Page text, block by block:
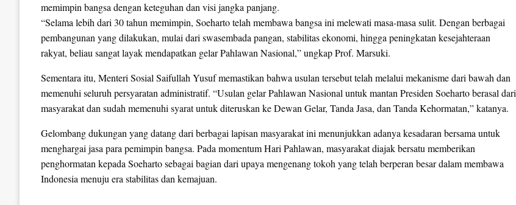
memimpin bangsa dengan keteguhan dan visi jangka panjang.
“Selama lebih dari 30 tahun memimpin, Soeharto telah membawa bangsa ini melewati masa-masa sulit. Dengan berbagai
pembangunan yang dilakukan, mulai dari swasembada pangan, stabilitas ekonomi, hingga peningkatan kesejahteraan
rakyat, beliau sangat layak mendapatkan gelar Pahlawan Nasional,” ungkap Prof. Marsuki.
Sementara itu, Menteri Sosial Saifullah Yusuf memastikan bahwa usulan tersebut telah melalui mekanisme dari bawah dan
memenuhi seluruh persyaratan administratif. “Usulan gelar Pahlawan Nasional untuk mantan Presiden Soeharto berasal dari
masyarakat dan sudah memenuhi syarat untuk diteruskan ke Dewan Gelar, Tanda Jasa, dan Tanda Kehormatan,” katanya.
Gelombang dukungan yang datang dari berbagai lapisan masyarakat ini menunjukkan adanya kesadaran bersama untuk
menghargai jasa para pemimpin bangsa. Pada momentum Hari Pahlawan, masyarakat diajak bersatu memberikan
penghormatan kepada Soeharto sebagai bagian dari upaya mengenang tokoh yang telah berperan besar dalam membawa
Indonesia menuju era stabilitas dan kemajuan.